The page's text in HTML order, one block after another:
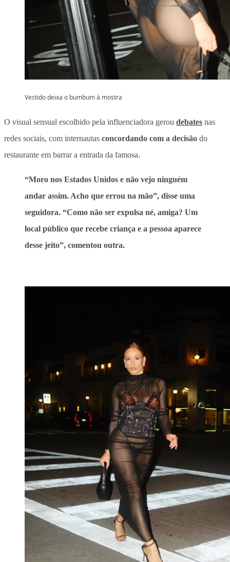
Vestido deixa o bumbum à mostra
O visual sensual escolhido pela influenciadora gerou debates nas
redes sociais, com internautas concordando com a decisão do
restaurante em barrar a entrada da famosa.
“Moro nos Estados Unidos e não vejo ninguém
andar assim. Acho que errou na mão”, disse uma
seguidora. “Como não ser expulsa né, amiga? Um
local público que recebe criança e a pessoa aparece
desse jeito”, comentou outra.